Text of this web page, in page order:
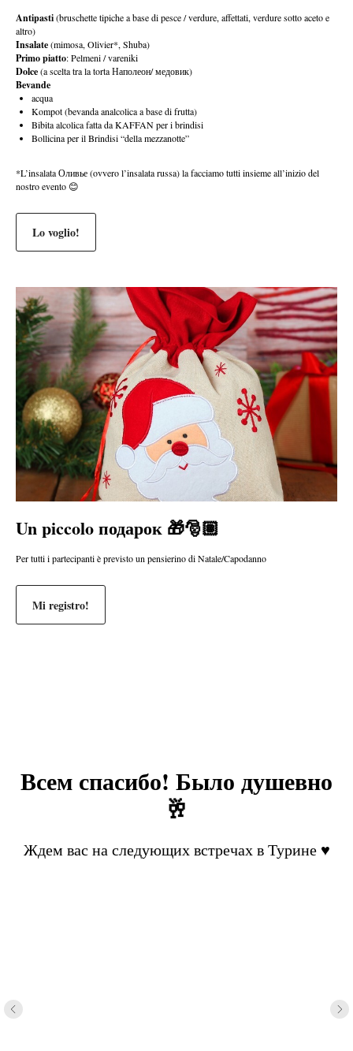
Antipasti(bruschette tipiche a base di pesce / verdure, affettati, verdure sotto aceto e
altro)
Insalate(mimosa, Olivier*, Shuba)
Primo piatto: Pelmeni / vareniki
Dolce(a scelta tra la torta Наполеон/ медовик)
Bevande
acqua
Kompot (bevanda analcolica a base di frutta)
Bibita alcolica fatta da KAFFAN per i brindisi
Bollicina per il Brindisi “della mezzanotte”
*L’insalata Оливье (ovvero l’insalata russa) la facciamo tutti insieme all’inizio del
nostro evento 😊
Lo voglio!
Un piccolo подарок 🎁🎅🏽
Per tutti i partecipanti è previsto un pensierino di Natale/Capodanno
Mi registro!
Всем спасибо! Было душевно
🥂
Ждем вас на следующих встречах в Турине ♥️